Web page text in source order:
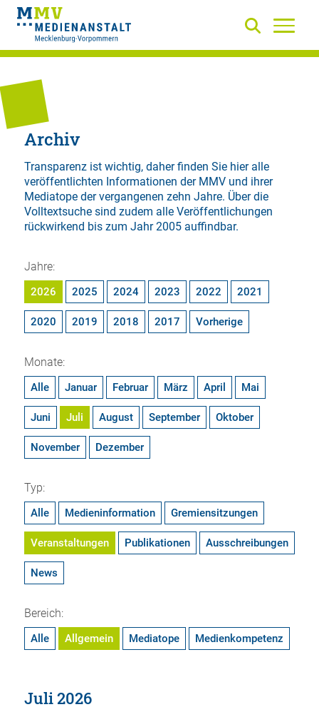
Archiv
Transparenz ist wichtig, daher finden Sie hier alle
veröffentlichten Informationen der MMV und ihrer
Mediatope der vergangenen zehn Jahre. Über die
Volltextsuchesind zudem alle Veröffentlichungen
rückwirkend bis zum Jahr 2005 auffindbar.
Jahre:
2026 2025 2024 2023 2022 2021
2020 2019 2018 2017 Vorherige
Monate:
Alle Januar Februar März April Mai
Juni Juli August September Oktober
November Dezember
Typ:
Alle Medieninformation Gremiensitzungen
Veranstaltungen Publikationen Ausschreibungen
News
Bereich:
Alle Allgemein Mediatope Medienkompetenz
Juli 2026